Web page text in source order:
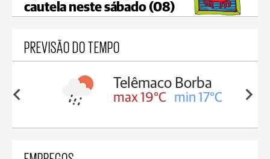
cautela neste sábado (08)
PREVISÃO DO TEMPO
18°C
Telêmaco Borba
max 19°C min 17°C